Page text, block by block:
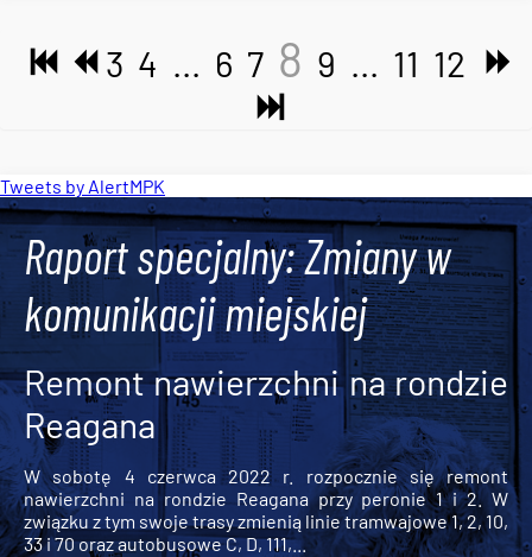
3 4 ... 6 7 8 9 ... 11 12
Tweets by AlertMPK
Raport specjalny: Zmiany w
komunikacji miejskiej
Remont nawierzchni na rondzie
Reagana
W sobotę 4 czerwca 2022 r. rozpocznie się remont
nawierzchni na rondzie Reagana przy peronie 1 i 2. W
związku z tym swoje trasy zmienią linie tramwajowe 1, 2, 10,
33 i 70 oraz autobusowe C, D, 111,...